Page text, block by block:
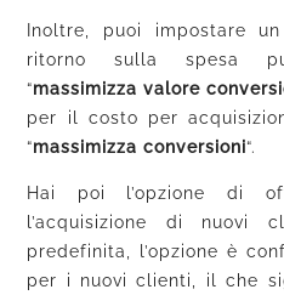
Inoltre, puoi impostare
ritorno sulla spesa
“massimizza valore
per il costo per
“massimizza conversioni“.
Hai poi l’opzione di
l’acquisizione di nuovi
predefinita, l’opzione è
per i nuovi clienti, il che